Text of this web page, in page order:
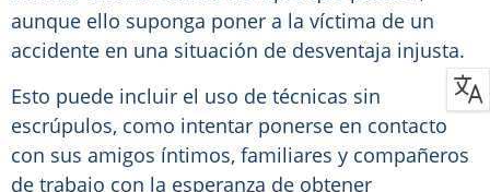
aunque ello suponga poner a la víctima de un
accidente en una situación de desventaja injusta.
Esto puede incluir el uso de técnicas sin
escrúpulos, como intentar ponerse en contacto
con sus amigos íntimos, familiares y compañeros
de trabajo con la esperanza de obtener